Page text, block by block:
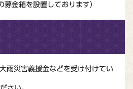
金箱を設置しております）
雨災害義援金などを受け付けてい